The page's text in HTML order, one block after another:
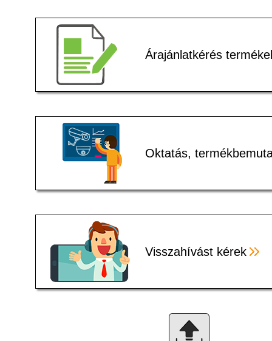
Árajánlatkérés
Oktatás,
Visszahívást kérek